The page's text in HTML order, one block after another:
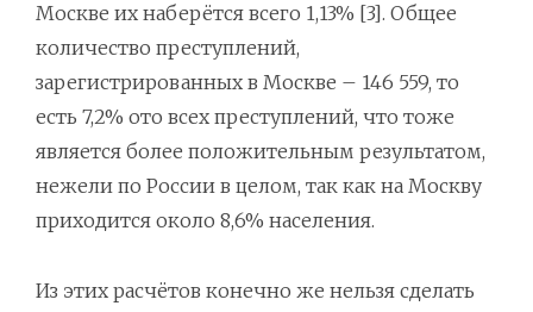
Москве их наберётся всего 1,13% [3]. Общее
количество преступлений,
зарегистрированных в Москве – 146 559, то
есть 7,2% ото всех преступлений, что тоже
является более положительным результатом,
нежели по России в целом, так как на Москву
приходится около 8,6% населения.
Из этих расчётов конечно же нельзя сделать